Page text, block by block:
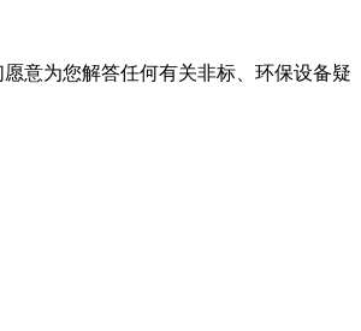
意为您解答任何有关非标、环保设备疑